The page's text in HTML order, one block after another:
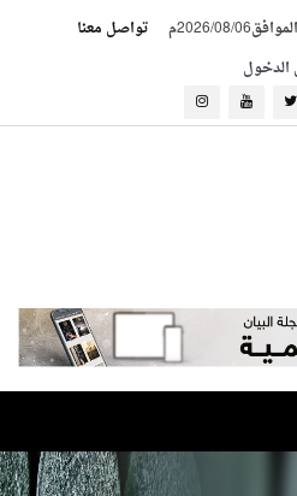
الموافق2026/08/06م
تواصل معنا